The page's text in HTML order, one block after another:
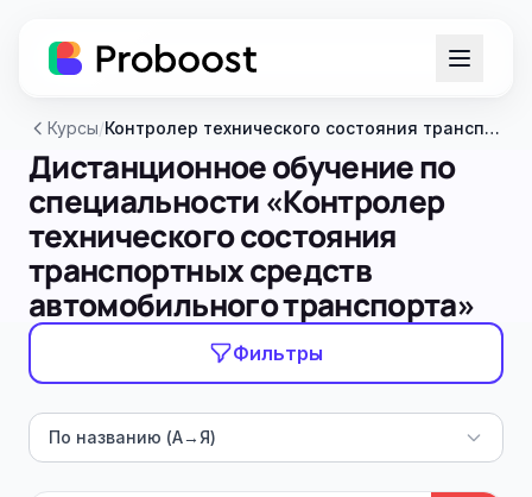
Курсы/ Контролер технического состояния транспортных средств автомобильного транспорта
Дистанционное обучение по
специальности «Контролер
технического состояния
транспортных средств
автомобильного транспорта»
Фильтры
По названию (А→Я)